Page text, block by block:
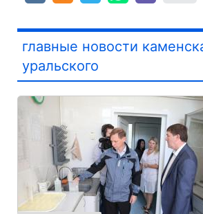
главные новости
уральского